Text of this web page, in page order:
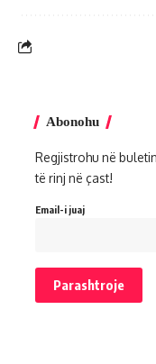
Abonohu
Regjistrohu në
të rinj në çast!
Email-i juaj